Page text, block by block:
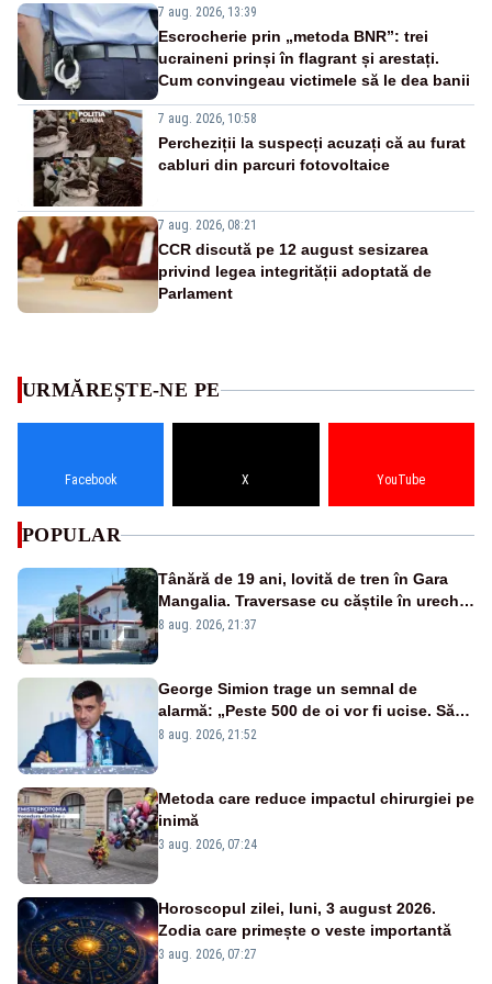
7 aug. 2026, 13:39
Escrocherie prin „metoda BNR”: trei
ucraineni prinși în flagrant și arestați.
Cum convingeau victimele să le dea banii
7 aug. 2026, 10:58
Percheziții la suspecți acuzați că au furat
cabluri din parcuri fotovoltaice
7 aug. 2026, 08:21
CCR discută pe 12 august sesizarea
privind legea integrității adoptată de
Parlament
URMĂREȘTE-NE PE
Facebook X YouTube
POPULAR
Tânără de 19 ani, lovită de tren în Gara
Mangalia. Traversase cu căștile în urechi
liniile printr-un loc nepermis
8 aug. 2026, 21:37
George Simion trage un semnal de
alarmă: „Peste 500 de oi vor fi ucise. Să
vedem dacă ciobanii vor fi despăgubiți”
8 aug. 2026, 21:52
Metoda care reduce impactul chirurgiei pe
inimă
3 aug. 2026, 07:24
Horoscopul zilei, luni, 3 august 2026.
Zodia care primește o veste importantă
3 aug. 2026, 07:27